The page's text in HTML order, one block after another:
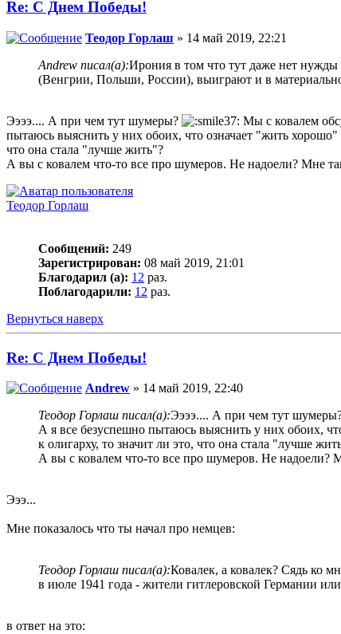
Re: С Днем Победы!
Теодор Горлаш » 14 май 2019, 22:21
Andrew писал(а):Ирония в том что тут даже нет нужды
(Венгрии, Польши, России), выиграют и в
Ээээ.... А при чем тут шумеры?
Мы с ковалем
пытаюсь выяснить у них обоих, что означает "жить
что она стала "лучше жить"?
А вы с ковалем что-то все про шумеров. Не надоели? Мне
Теодор Горлаш
Сообщений: 249
Зарегистрирован: 08 май 2019, 21:01
Благодарил (а): 12 раз.
Поблагодарили: 12 раз.
Вернуться наверх
Re: С Днем Победы!
Andrew » 14 май 2019, 22:40
Теодор Горлаш писал(а):Ээээ.... А при чем тут
А я все безуспешно пытаюсь выяснить у них обоих,
к олигарху, то значит ли это, что она стала "лучше
А вы с ковалем что-то все про шумеров. Не надоели?
Эээ...
Мне показалось что ты начал про немцев:
Теодор Горлаш писал(а):Ковалек, а ковалек? Сядь ко
в июле 1941 года - жители гитлеровской Германии
в ответ на это: